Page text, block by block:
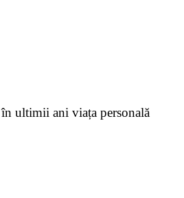
ultimii ani viața personală